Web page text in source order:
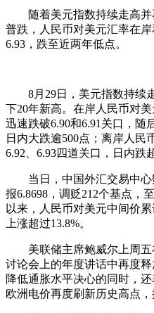
随着美元指数持续走高并
普跌，人民币对美元汇率在
6.93，跌至近两年低点。
8月29日，美元指数持续走
下20年新高。在岸人民币对美
迅速跌破6.90和6.91关口，随
日内大跌逾500点；离岸人民
6.92、6.93四道关口，日内跌
当日，中国外汇交易中心
报6.8698，调贬212个基点，
以来，人民币对美元中间价
上涨超过13.8%。
美联储主席鲍威尔上周五
讨论会上的年度讲话中再度
降低通胀水平决心的同时，
欧洲电价再度刷新历史高点，